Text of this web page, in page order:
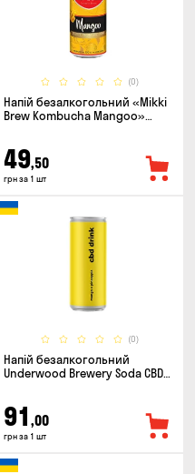
(0)
Напій безалкогольний «Mikki
Brew Kombucha Mangoo»
49,50
грн за 1 шт
(0)
Напій безалкогольний
Underwood Brewery Soda CBD
91 ,00
грн за 1 шт